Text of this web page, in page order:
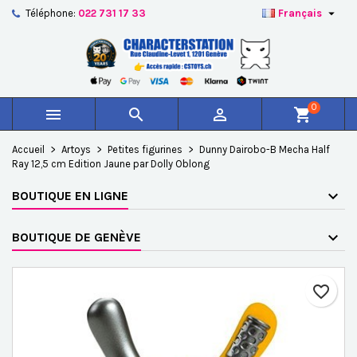
Téléphone: 022 731 17 33 Français 
   shopping_cart0
Accueil Artoys Petites figurines
Dunny Dairobo-B Mecha Half
Ray 12,5 cm Edition Jaune par Dolly Oblong
BOUTIQUE EN LIGNE
BOUTIQUE DE GENÈVE
favorite_border
Créer une nouvelle liste
Nom de la liste d'envies
Annuler Créer une liste d'envies
Vous devez être connecté pour ajouter des produits à
votre liste d'envies.